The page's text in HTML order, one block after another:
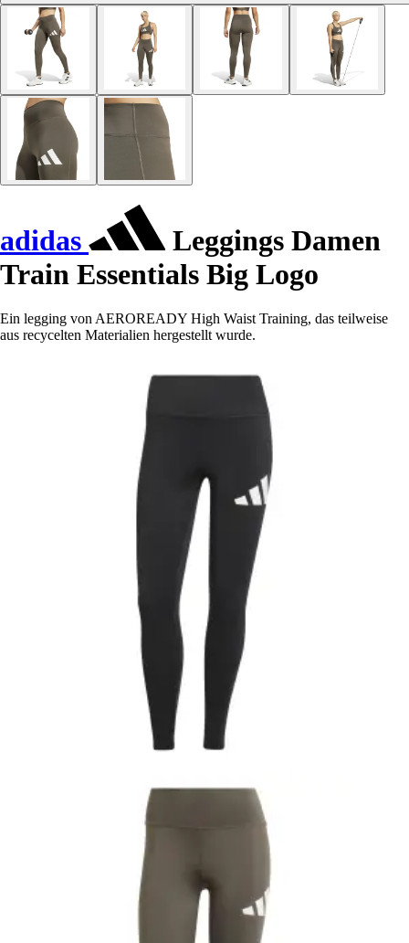
adidas
Leggings Damen
Train Essentials Big Logo
Ein legging von AEROREADY High Waist Training, das teilweise
aus recycelten Materialien hergestellt wurde.